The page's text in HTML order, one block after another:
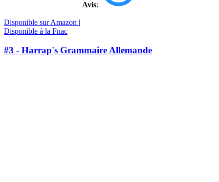
Avis:
Disponible sur Amazon |
Disponible à la Fnac
#3 - Harrap's Grammaire Allemande